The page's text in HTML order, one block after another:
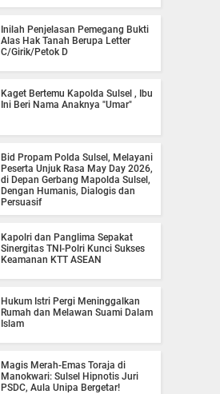
Inilah Penjelasan Pemegang Bukti
Alas Hak Tanah Berupa Letter
C/Girik/Petok D
Kaget Bertemu Kapolda Sulsel , Ibu
Ini Beri Nama Anaknya "Umar"
Bid Propam Polda Sulsel, Melayani
Peserta Unjuk Rasa May Day 2026,
di Depan Gerbang Mapolda Sulsel,
Dengan Humanis, Dialogis dan
Persuasif
Kapolri dan Panglima Sepakat
Sinergitas TNI-Polri Kunci Sukses
Keamanan KTT ASEAN
Hukum Istri Pergi Meninggalkan
Rumah dan Melawan Suami Dalam
Islam
Magis Merah-Emas Toraja di
Manokwari: Sulsel Hipnotis Juri
PSDC, Aula Unipa Bergetar!